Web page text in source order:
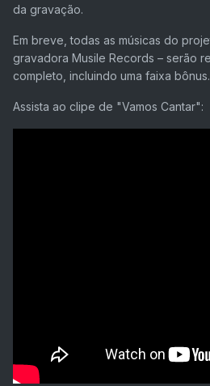
da gravação.
Em breve, todas as músicas do
gravadora Musile Records – serão
completo, incluindo uma faixa bônus.
Assista ao clipe de "Vamos Cantar":